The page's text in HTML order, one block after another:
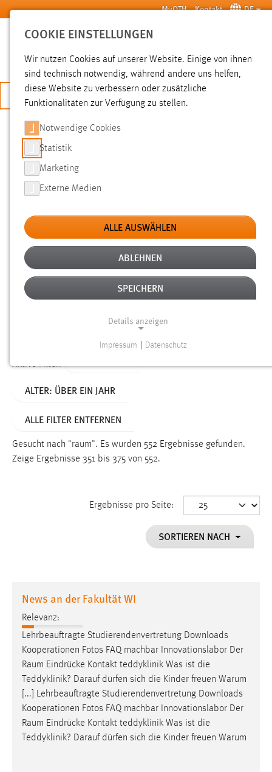
Zum Hauptinhalt springen MyOTH Kontakt DE
SUCHE
JETZT BEWERBEN
SUCHE
FILTER
Typ
Erstellungsdatum
Alter
Aktive Filter:
ALTER: ÜBER EIN JAHR
ALLE FILTER ENTFERNEN
Gesucht nach "raum". Es wurden 552 Ergebnisse gefunden.
Zeige Ergebnisse 351 bis 375 von 552.
Ergebnisse pro Seite:
SORTIEREN NACH
News an der Fakultät WI
Relevanz:
Lehrbeauftragte Studierendenvertretung Downloads
Kooperationen Fotos FAQ machbar Innovationslabor Der
Raum Eindrücke Kontakt teddyklinik Was ist die
Teddyklinik? Darauf dürfen sich die Kinder freuen Warum
[...] Lehrbeauftragte Studierendenvertretung Downloads
Kooperationen Fotos FAQ machbar Innovationslabor Der
Raum Eindrücke Kontakt teddyklinik Was ist die
Teddyklinik? Darauf dürfen sich die Kinder freuen Warum
COOKIE EINSTELLUNGEN
Wir nutzen Cookies auf unserer Website. Einige von ihnen
sind technisch notwendig, während andere uns helfen,
diese Website zu verbessern oder zusätzliche
Funktionalitäten zur Verfügung zu stellen.
Notwendige Cookies
Statistik
Marketing
Externe Medien
ALLE AUSWÄHLEN
ABLEHNEN
SPEICHERN
Details anzeigen
Funktionen und sind für die einwandfreie Funktion der
Name:
Dieser Cookie speichert die ausgewählten Einverständnis-
Performance
Name:
staticfilecache
Zweck:
Für performante Seitenauslieferung wird in diesem Cookie
gespeichert, ob man eingeloggt ist.
Sprachpräferenz
Name:
Impressum Datenschutz